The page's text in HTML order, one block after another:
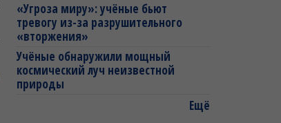
«Угроза миру»: учёные бьют
тревогу из-за разрушительного
«вторжения»
Учёные обнаружили мощный
космический луч неизвестной
природы
Ещё